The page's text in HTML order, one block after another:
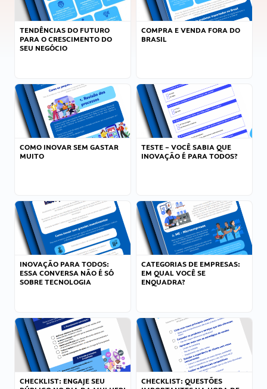
TENDÊNCIAS DO FUTURO
PARA O CRESCIMENTO DO
SEU NEGÓCIO
COMPRA E VENDA FORA DO
BRASIL
COMO INOVAR SEM GASTAR
MUITO
TESTE – VOCÊ SABIA QUE
INOVAÇÃO É PARA TODOS?
INOVAÇÃO PARA TODOS:
ESSA CONVERSA NÃO É SÓ
SOBRE TECNOLOGIA
CATEGORIAS DE EMPRESAS:
EM QUAL VOCÊ SE
ENQUADRA?
CHECKLIST: ENGAJE SEU
CHECKLIST: QUESTÕES